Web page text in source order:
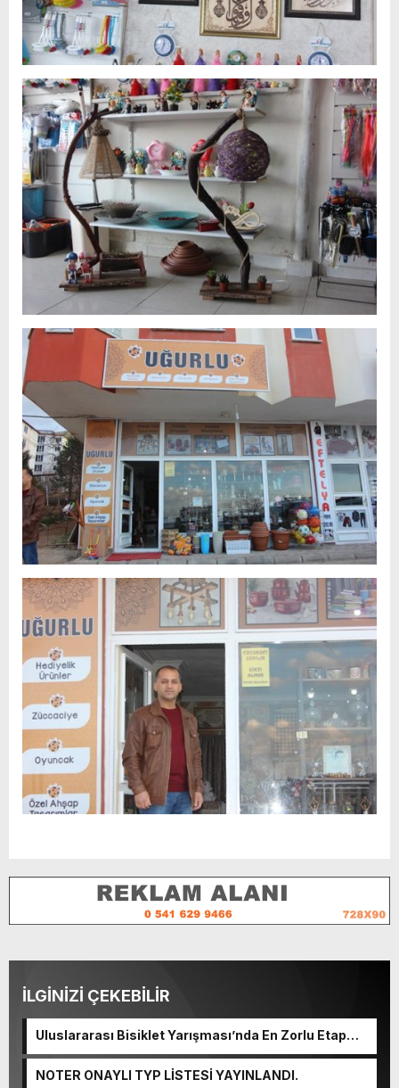
İLGİNİZİ ÇEKEBİLİR
Uluslararası Bisiklet Yarışması’nda En Zorlu Etap
NOTER ONAYLI TYP LİSTESİ YAYINLANDI.